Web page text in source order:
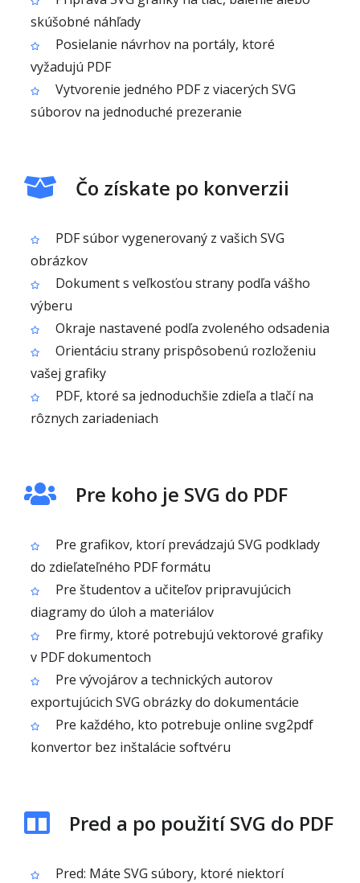
skúšobné náhľady
Posielanie návrhov na portály, ktoré
vyžadujú PDF
Vytvorenie jedného PDF z viacerých SVG
súborov na jednoduché prezeranie
Čo získate po konverzii
PDF súbor vygenerovaný z vašich SVG
obrázkov
Dokument s veľkosťou strany podľa vášho
výberu
Okraje nastavené podľa zvoleného odsadenia
Orientáciu strany prispôsobenú rozloženiu
vašej grafiky
PDF, ktoré sa jednoduchšie zdieľa a tlačí na
rôznych zariadeniach
Pre koho je SVG do PDF
Pre grafikov, ktorí prevádzajú SVG podklady
do zdieľateľného PDF formátu
Pre študentov a učiteľov pripravujúcich
diagramy do úloh a materiálov
Pre firmy, ktoré potrebujú vektorové grafiky
v PDF dokumentoch
Pre vývojárov a technických autorov
exportujúcich SVG obrázky do dokumentácie
Pre každého, kto potrebuje online svg2pdf
konvertor bez inštalácie softvéru
Pred a po použití SVG do PDF
Pred: Máte SVG súbory, ktoré niektorí